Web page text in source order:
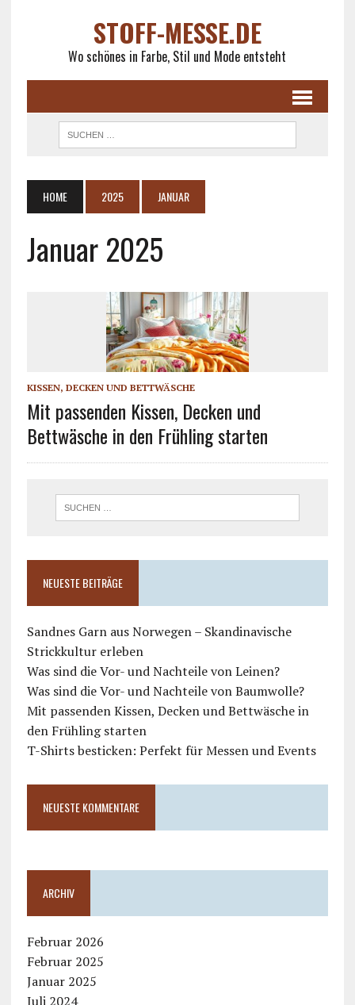
STOFF-MESSE.DE
Wo schönes in Farbe, Stil und Mode entsteht
HOME 2025 JANUAR
Januar 2025
KISSEN, DECKEN UND BETTWÄSCHE
Mit passenden Kissen, Decken und
Bettwäsche in den Frühling starten
NEUESTE BEITRÄGE
Sandnes Garn aus Norwegen – Skandinavische
Strickkultur erleben
Was sind die Vor- und Nachteile von Leinen?
Was sind die Vor- und Nachteile von Baumwolle?
Mit passenden Kissen, Decken und Bettwäsche in
den Frühling starten
T-Shirts besticken: Perfekt für Messen und Events
NEUESTE KOMMENTARE
ARCHIV
Februar 2026
Februar 2025
Januar 2025
Juli 2024